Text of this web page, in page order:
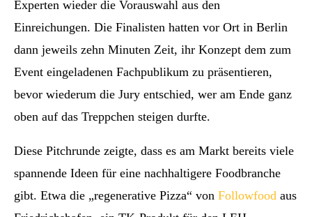
Experten wieder die Vorauswahl aus den
Einreichungen. Die Finalisten hatten vor Ort in Berlin
dann jeweils zehn Minuten Zeit, ihr Konzept dem zum
Event eingeladenen Fachpublikum zu präsentieren,
bevor wiederum die Jury entschied, wer am Ende ganz
oben auf das Treppchen steigen durfte.
Diese Pitchrunde zeigte, dass es am Markt bereits viele
spannende Ideen für eine nachhaltigere Foodbranche
gibt. Etwa die „regenerative Pizza“ von Followfood aus